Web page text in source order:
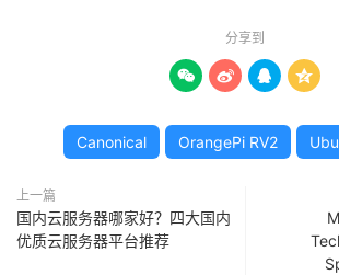
分享到
   
Canonical OrangePi RV2
上一篇
国内云服务器哪家好？四大国内
优质云服务器平台推荐